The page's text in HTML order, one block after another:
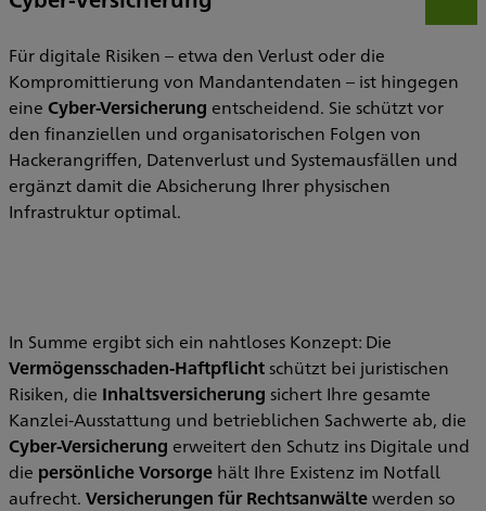
Für digitale Risiken – etwa den Verlust oder die
Kompromittierung von Mandantendaten – ist hingegen
eine Cyber-Versicherung entscheidend. Sie schützt vor
den finanziellen und organisatorischen Folgen von
Hackerangriffen, Datenverlust und Systemausfällen und
ergänzt damit die Absicherung Ihrer physischen
Infrastruktur optimal.
In Summe ergibt sich ein nahtloses Konzept: Die
Vermögensschaden-Haftpflicht schützt bei juristischen
Risiken, die Inhaltsversicherung sichert Ihre gesamte
Kanzlei-Ausstattung und betrieblichen Sachwerte ab, die
Cyber-Versicherung erweitert den Schutz ins Digitale und
die persönliche Vorsorge hält Ihre Existenz im Notfall
aufrecht. Versicherungen für Rechtsanwältewerden so